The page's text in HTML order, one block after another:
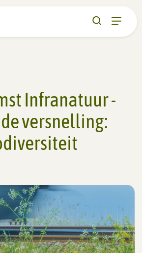
Infranatuur -
versnelling: